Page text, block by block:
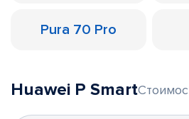
Pura 70 Pro
Huawei P Smart